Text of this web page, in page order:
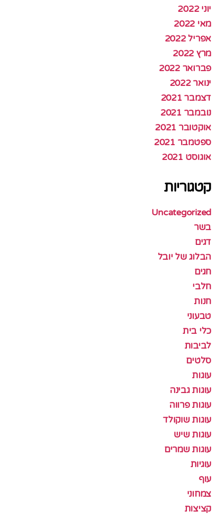
יוני 2022
מאי 2022
אפריל 2022
מרץ 2022
פברואר 2022
ינואר 2022
דצמבר 2021
נובמבר 2021
אוקטובר 2021
ספטמבר 2021
אוגוסט 2021
קטגוריות
Uncategorized
בשר
דגים
הבלוג של יובל
חגים
חלבי
חנות
טבעוני
כלי בית
לביבות
סלטים
עוגות
עוגות גבינה
עוגות פרווה
עוגות שוקולד
עוגות שיש
עוגות שמרים
עוגיות
עוף
צמחוני
קציצות